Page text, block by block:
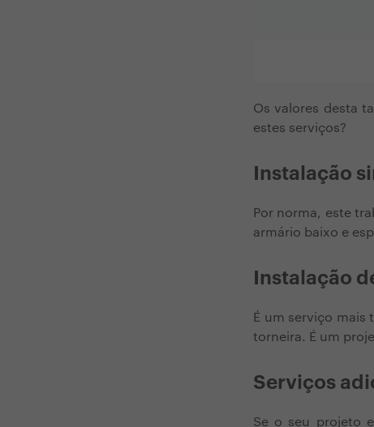
Os valores desta
estes serviços?
Instalação
Por norma, este
armário baixo e
Instalação
É um serviço
torneira. É um
Serviços
Se o seu projeto